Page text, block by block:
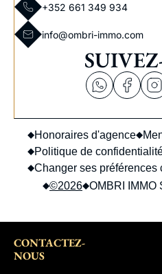
CONTACTEZ-
NOUS
+352 661 349 934
info@ombri-immo.com
©2026 OMBRI IMMO
Honoraires d'agence
Politique de
Changer ses préférences
Ce site est protégé par reCAPTCHA et